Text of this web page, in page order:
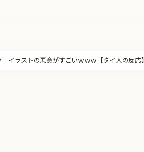
イラストの悪意がすごいｗｗｗ【タイ人の反応】